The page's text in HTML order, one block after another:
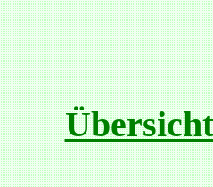
Übersicht